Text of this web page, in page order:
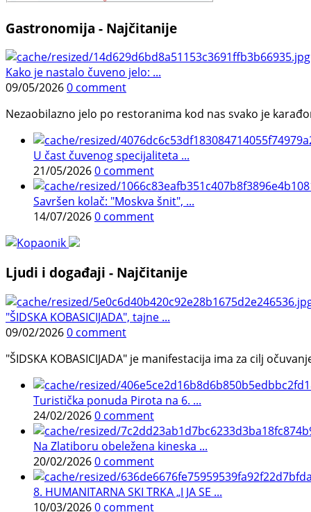
Gastronomija - Najčitanije
Kako je nastalo čuveno jelo: ...
09/05/20260 comment
Nezaobilazno jelo po restoranima kod nas svako je
U čast čuvenog specijaliteta ...
21/05/20260 comment
Savršen kolač: "Moskva šnit", ...
14/07/20260 comment
Ljudi i događaji - Najčitanije
"ŠIDSKA KOBASICIJADA", tajne ...
09/02/20260 comment
"ŠIDSKA KOBASICIJADA" je manifestacija ima za cilj
Turistička ponuda Pirota na 6. ...
24/02/20260 comment
Na Zlatiboru obeležena kineska ...
20/02/20260 comment
8. HUMANITARNA SKI TRKA „I JA SE ...
10/03/20260 comment